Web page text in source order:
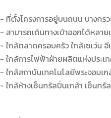
- ที่ตั้งโครงการอยู่บนถนน บางกร
- สามารถเดินทางเข้าออกได้หล
- ใกล้ตลาดครอบครัว ใกล้เซเว่น
- ใกล้การไฟฟ้าฝ่ายผลิตแห่งประเ
- ใกล้สถาบันเทคโนโลยีพระจอมเ
- ใกล้ห้างเซ็นทรัลปิ่นเกล้า เซ็นท